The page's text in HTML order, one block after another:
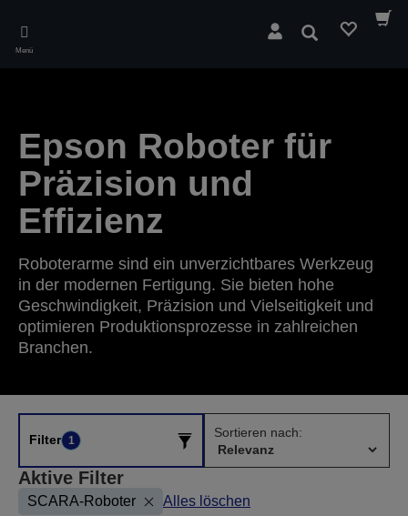
main
Menü
Suchen
Epson Roboter für
Präzision und
Effizienz
Roboterarme sind ein unverzichtbares Werkzeug
in der modernen Fertigung. Sie bieten hohe
Geschwindigkeit, Präzision und Vielseitigkeit und
optimieren Produktionsprozesse in zahlreichen
Branchen.
Filter 1
Sortieren nach:
Aktive Filter
SCARA-Roboter Alles löschen